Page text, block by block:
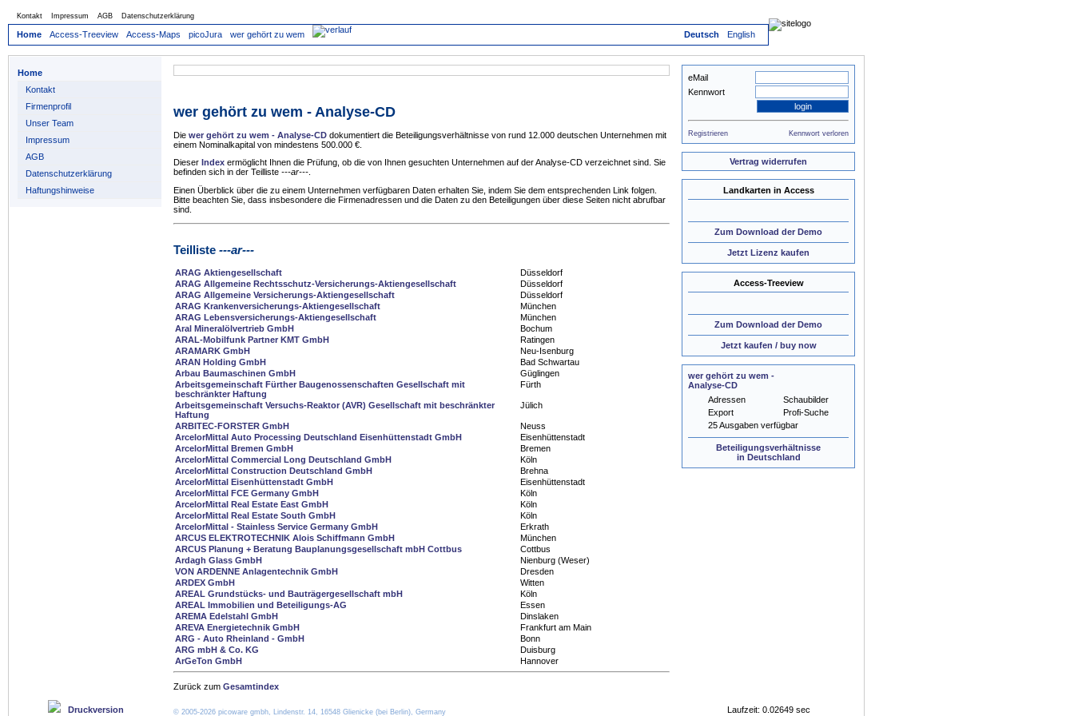
Kontakt Impressum AGB Datenschutzerklärung
Home Access-Treeview Access-Maps picoJura wer gehört zu wem Deutsch English
Home
Kontakt
Firmenprofil
Unser Team
Impressum
AGB
Datenschutzerklärung
Haftungshinweise
wer gehört zu wem - Analyse-CD
Die wer gehört zu wem - Analyse-CD dokumentiert die Beteiligungsverhältnisse von rund 12.000 deutschen Unternehmen mit
einem Nominalkapital von mindestens 500.000 €.
Dieser Index ermöglicht Ihnen die Prüfung, ob die von Ihnen gesuchten Unternehmen auf der Analyse-CD verzeichnet sind. Sie
befinden sich in der Teilliste ---ar---.
Einen Überblick über die zu einem Unternehmen verfügbaren Daten erhalten Sie, indem Sie dem entsprechenden Link folgen.
Bitte beachten Sie, dass insbesondere die Firmenadressen und die Daten zu den Beteiligungen über diese Seiten nicht abrufbar
sind.
Teilliste ---ar---
ARAG Aktiengesellschaft
Düsseldorf
ARAG Allgemeine Rechtsschutz-Versicherungs-Aktiengesellschaft
Düsseldorf
ARAG Allgemeine Versicherungs-Aktiengesellschaft
Düsseldorf
ARAG Krankenversicherungs-Aktiengesellschaft
München
ARAG Lebensversicherungs-Aktiengesellschaft
München
Aral Mineralölvertrieb GmbH
Bochum
ARAL-Mobilfunk Partner KMT GmbH
Ratingen
ARAMARK GmbH
Neu-Isenburg
ARAN Holding GmbH
Bad Schwartau
Arbau Baumaschinen GmbH
Güglingen
Arbeitsgemeinschaft Fürther Baugenossenschaften Gesellschaft mit
beschränkter Haftung
Fürth
Arbeitsgemeinschaft Versuchs-Reaktor (AVR) Gesellschaft mit beschränkter
Haftung
Jülich
ARBITEC-FORSTER GmbH
Neuss
ArcelorMittal Auto Processing Deutschland Eisenhüttenstadt GmbH
Eisenhüttenstadt
ArcelorMittal Bremen GmbH
Bremen
ArcelorMittal Commercial Long Deutschland GmbH
Köln
ArcelorMittal Construction Deutschland GmbH
Brehna
ArcelorMittal Eisenhüttenstadt GmbH
Eisenhüttenstadt
ArcelorMittal FCE Germany GmbH
Köln
ArcelorMittal Real Estate East GmbH
Köln
ArcelorMittal Real Estate South GmbH
Köln
ArcelorMittal - Stainless Service Germany GmbH
Erkrath
ARCUS ELEKTROTECHNIK Alois Schiffmann GmbH
München
ARCUS Planung + Beratung Bauplanungsgesellschaft mbH Cottbus
Cottbus
Ardagh Glass GmbH
Nienburg (Weser)
VON ARDENNE Anlagentechnik GmbH
Dresden
ARDEX GmbH
Witten
AREAL Grundstücks- und Bauträgergesellschaft mbH
Köln
AREAL Immobilien und Beteiligungs-AG
Essen
AREMA Edelstahl GmbH
Dinslaken
AREVA Energietechnik GmbH
Frankfurt am Main
ARG - Auto Rheinland - GmbH
Bonn
ARG mbH & Co. KG
Duisburg
ArGeTon GmbH
Hannover
Zurück zum Gesamtindex
eMail
Kennwort
Registrieren Kennwort verloren
Vertrag widerrufen
Landkarten in Access
Zum Download der Demo
Jetzt Lizenz kaufen
Access-Treeview
Zum Download der Demo
Jetzt kaufen / buy now
wer gehört zu wem -
Analyse-CD
Adressen
Schaubilder
Export
Profi-Suche
25 Ausgaben verfügbar
Beteiligungsverhältnisse
in Deutschland
Druckversion © 2005-2026 picoware gmbh, Lindenstr. 14, 16548 Glienicke (bei Berlin), Germany Laufzeit: 0.02649 sec